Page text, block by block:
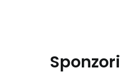
Sponzori